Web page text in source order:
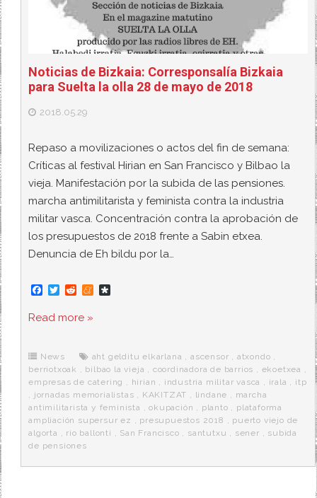
Noticias de Bizkaia: Corresponsalía Bizkaia
para Suelta la olla 28 de mayo de 2018
2018.05.29
Repaso a movilizaciones o actos del fin de semana:
Críticas al festival Hirian en San Francisco y Bilbao la
vieja. Manifestación por la subida de las pensiones.
marcha antimilitarista y feminista contra la industria
militar vasca. Concentración contra la aprobación de
los presupuestos de 2018 frente a Sabin etxea.
Denuncia de Eh bildu por la…
F
c
e
o
k
T
i
t
r
R
d
d
M
e
r
a
Read more »
News aht gelditu elkarlana , ascensor , atxondo ,
berriotxoak , bilbao la vieja , coordinadora de barrios , ekoetxea ,
empresas de catering , hirian , industria militar vasca , irala , itp
, jornadas memorialistas , KAKITZAT , lindane , marcha
antimilitarista y feminista ,okupación , planto , plataforma
ampliación supersur ez , presupuestos 2018 , puerto viejo de
algorta , rio ballonti , San Francisco , santutxu , sener , subida
de pensiones